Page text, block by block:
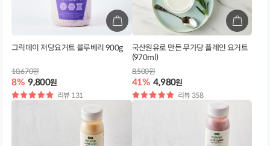
그릭데이 저당요거트 블루베리 900g
8% 9,800원
10,670원
별
점
리뷰 131
국산원유로 만든 무가당 플레인 요거트
(970ml)
41% 4,980원
8,500원
별
점
리뷰 358